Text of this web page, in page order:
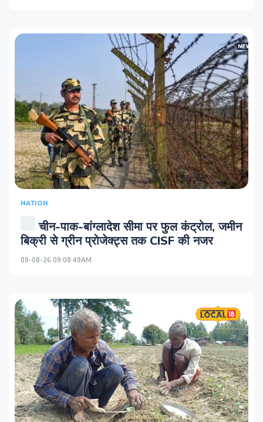
NATION
चीन-पाक-बांग्लादेश सीमा पर फुल कंट्रोल, जमीन
बिक्री से ग्रीन प्रोजेक्ट्स तक CISF की नजर
09-08-26 09:08:49AM